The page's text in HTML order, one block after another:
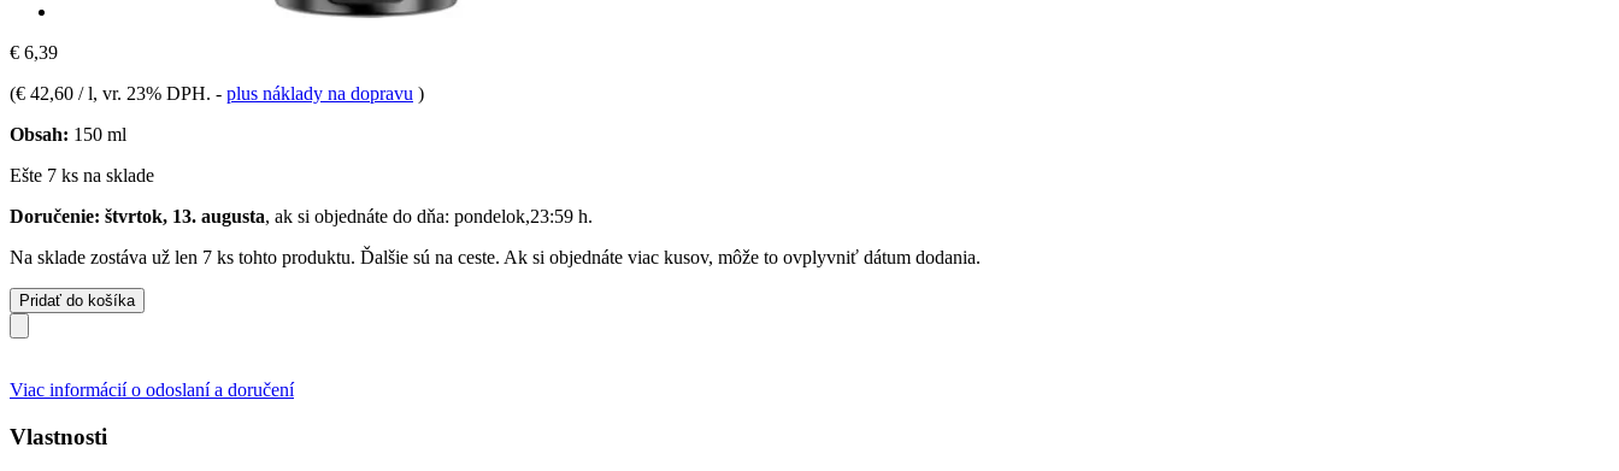
€ 6,39
(€ 42,60 / l, vr. 23% DPH. - plus náklady na dopravu )
Obsah: 150 ml
Ešte 7 ks na sklade
Doručenie: štvrtok, 13. augusta, ak si objednáte do dňa: pondelok,23:59 h.
Na sklade zostáva už len 7 ks tohto produktu. Ďalšie sú na ceste. Ak si objednáte viac kusov, môže to ovplyvniť dátum dodania.
Pridať do košíka
Viac informácií o odoslaní a doručení
Vlastnosti